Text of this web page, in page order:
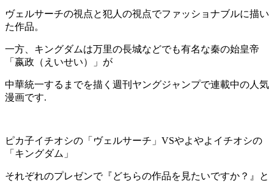
ヴェルサーチの視点と犯人の視点でファッショナブルに描い
た作品。
一方、キングダムは万里の長城などでも有名な秦の始皇帝
「嬴政（えいせい）」が
中華統一するまでを描く週刊ヤングジャンプで連載中の人気
漫画です.
ピカ子イチオシの「ヴェルサーチ」VSやよやよイチオシの
「キングダム」
それぞれのプレゼンで『どちらの作品を見たいですか？』と